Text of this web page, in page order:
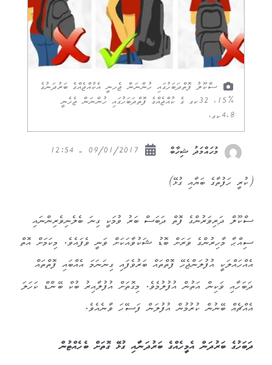
ސްކޫލު ފޮތްދަބަހުގައި ހުންނަން ޖެހނީ އެކުއްޖެއްގެ ބަރުދަނުގެ
%15. 32ކގ ގެ ކުއްޖެއްގެ ފޮތްދަބަހުގައި ހުންނަން ޖެހެނީ
4.8ކގ.
މުހައްމަދު ޝިހާބް 09/01/2017 - 12:54
(ކުރީ ހަފުތާގެ ބަޔާއި ގުޅޭ)
ސްކޫލް ދަރިވަރުންގެ ފޮތް ދަބަސް ބަރު ވުމަކީ ގިނަ ބެލެނިވެރިންނައި
ސިއްޙާ މާހިރުންގެ ވަރަށް ބޮޑު ޝަކުވާއަކަށް ވަނީ ވެފައެވެ. މިކަމަށް އޮތް
އެއްހައްލަކީ އުފުލަންޖެހޭ ފޮތްތައް ބަރުވެފައި ގިނަނަމަ އެއްބައި ފޮތްތައް
ދަބަހާއި ވަކިން އަތުން އުފުލުމެވެ. މިގޮތަށް އުފުލާއިރު ބުކް ބޭންޑް ކަހަލަ
އެއްޗެއް ބޭނުން ކުރުމުން އުފުލަން ފަސޭހަ ވާނެއެވެ.
ދަބަހުގެ ބަރުދަން އެމީހެއްގެ ބަރުދަނާއި ގުޅޭ ގޮތަށް ބެހެއްޓުން